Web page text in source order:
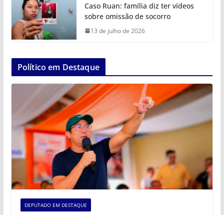
Caso Ruan: família diz ter vídeos
sobre omissão de socorro
13 de julho de 2026
Político em Destaque
DEPUTADO EM DESTAQUE